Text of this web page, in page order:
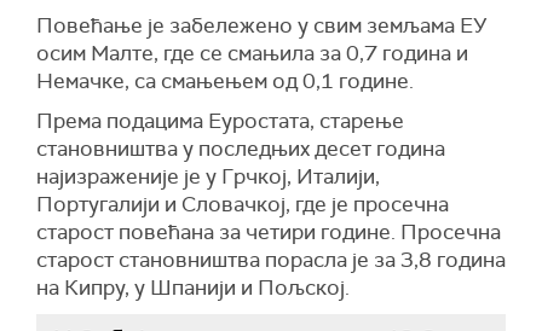
Повећање је забележено у свим земљама ЕУ
осим Малте, где се смањила за 0,7 година и
Немачке, са смањењем од 0,1 године.
Према подацима Еуростата, старење
становништва у последњих десет година
најизраженије је у Грчкој, Италији,
Португалији и Словачкој, где је просечна
старост повећана за четири године. Просечна
старост становништва порасла је за 3,8 година
на Кипру, у Шпанији и Пољској.